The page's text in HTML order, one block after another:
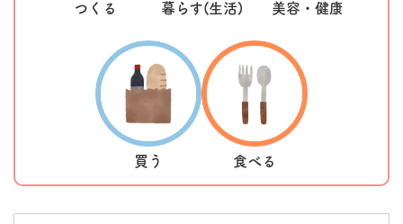
つくる 暮らす(生活) 美容・健康
買う 食べる